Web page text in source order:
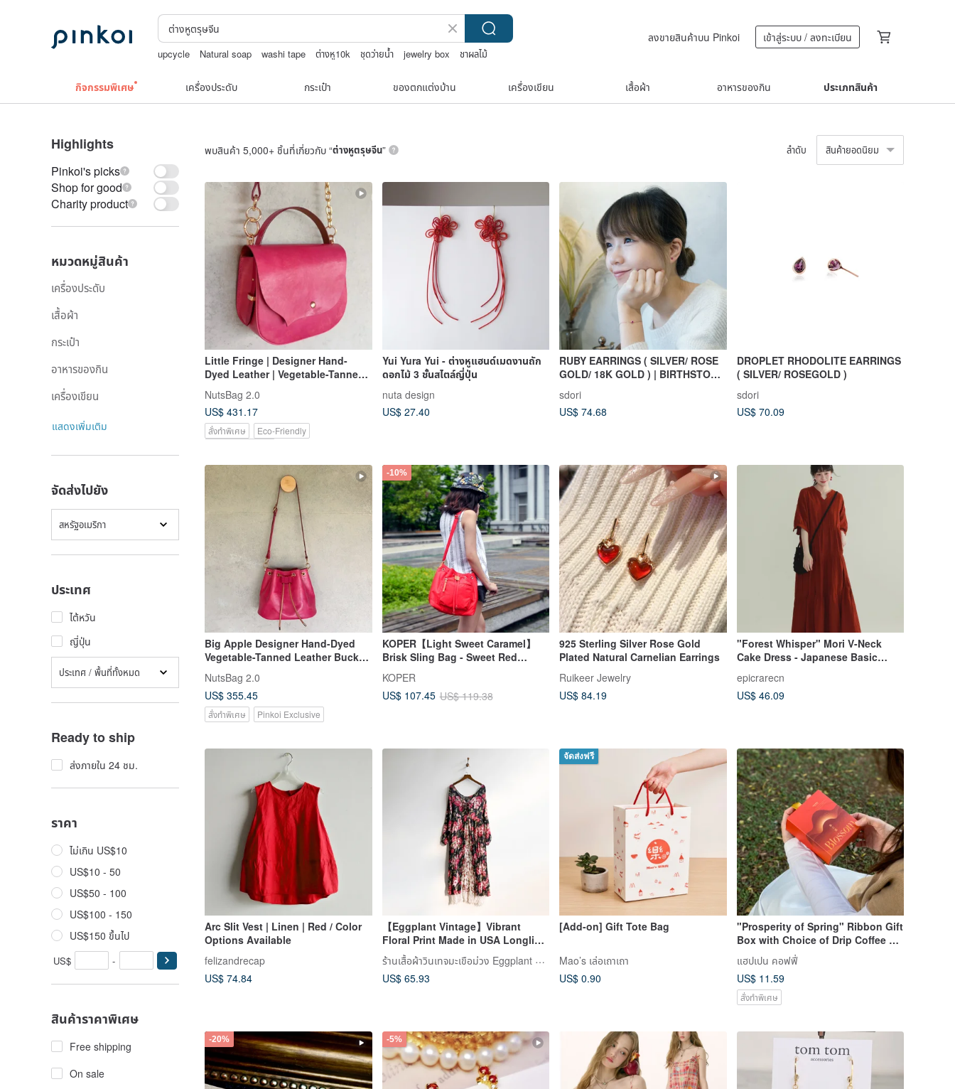
upcycle Natural soap washi tape ต่างหู10k ชุดว่ายน้ำ jewelry box
ชาผลไม้
ลงขายสินค้าบน Pinkoi เข้าสู่ระบบ / ลงทะเบียน
กิจกรรมพิเศษ เครื่องประดับ กระเป๋า ของตกแต่งบ้าน เครื่องเขียน เสื้อผ้า อาหารของกิน ประเภทสินค้า
Highlights
Pinkoi's picks
Shop for good
Charity product
หมวดหมู่สินค้า
เครื่องประดับ
เสื้อผ้า
กระเป๋า
อาหารของกิน
เครื่องเขียน
แสดงเพิ่มเติม
จัดส่งไปยัง
สหรัฐอเมริกา
ประเทศ
ไต้หวัน
ญี่ปุ่น
ประเทศ / พื้นที่ทั้งหมด
Ready to ship
ส่งภายใน 24 ชม.
ราคา
ไม่เกิน US$10
US$10 - 50
US$50 - 100
US$100 - 150
US$150 ขึ้นไป
US$ -
สินค้าราคาพิเศษ
Free shipping
On sale
พบสินค้า 5,000+ ชิ้นที่เกี่ยวกับ “ต่างหูตรุษจีน” ลำดับ สินค้ายอดนิยม
Little Fringe | Designer Hand-
Dyed Leather | Vegetable-Tanned |
Shoulder Bag | Apple Red
NutsBag 2.0
US$ 431.17
สั่งทำพิเศษ
Eco-Friendly
Yui Yura Yui - ต่างหูแฮนด์เมดงานถัก
ดอกไม้ 3 ชั้นสไตล์ญี่ปุ่น
nuta design
US$ 27.40
RUBY EARRINGS ( SILVER/ ROSE
GOLD/ 18K GOLD ) | BIRTHSTONE
sdori
US$ 74.68
DROPLET RHODOLITE EARRINGS
( SILVER/ ROSEGOLD )
sdori
US$ 70.09
Big Apple Designer Hand-Dyed
Vegetable-Tanned Leather Bucket
Customizable Length Genuine
Leather
NutsBag 2.0
US$ 355.45
สั่งทำพิเศษ Pinkoi Exclusive
-10%
KOPER【Light Sweet Caramel】
Brisk Sling Bag - Sweet Red
KOPER
US$ 107.45 US$ 119.38
925 Sterling Silver Rose Gold
Plated Natural Carnelian Earrings
Ruikeer Jewelry
US$ 84.19
"Forest Whisper" Mori V-Neck
Cake Dress - Japanese Basic
Length Dress
epicrarecn
US$ 46.09
Arc Slit Vest | Linen | Red / Color
Options Available
felizandrecap
US$ 74.84
【Eggplant Vintage】Vibrant
Floral Print Made in USA Longline
Vintage Dress
ร้านเสื้อผ้าวินเทจมะเขือม่วง Eggplant Vintage
US$ 65.93
จัดส่งฟรี
[Add-on] Gift Tote Bag
Mao’s เล่อเถาเถา
US$ 0.90
"Prosperity of Spring" Ribbon Gift
Box with Choice of Drip Coffee or
Baozhong Tea Crisps
แฮปเปน คอฟฟี่
US$ 11.59
สั่งทำพิเศษ
-20% -5%